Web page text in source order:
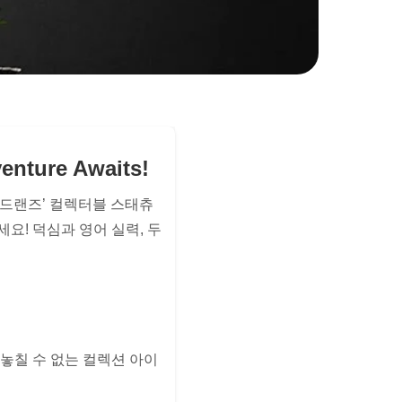
Awaits!
랜즈’ 컬렉터블 스태츄
요! 덕심과 영어 실력, 두
칠 수 없는 컬렉션 아이